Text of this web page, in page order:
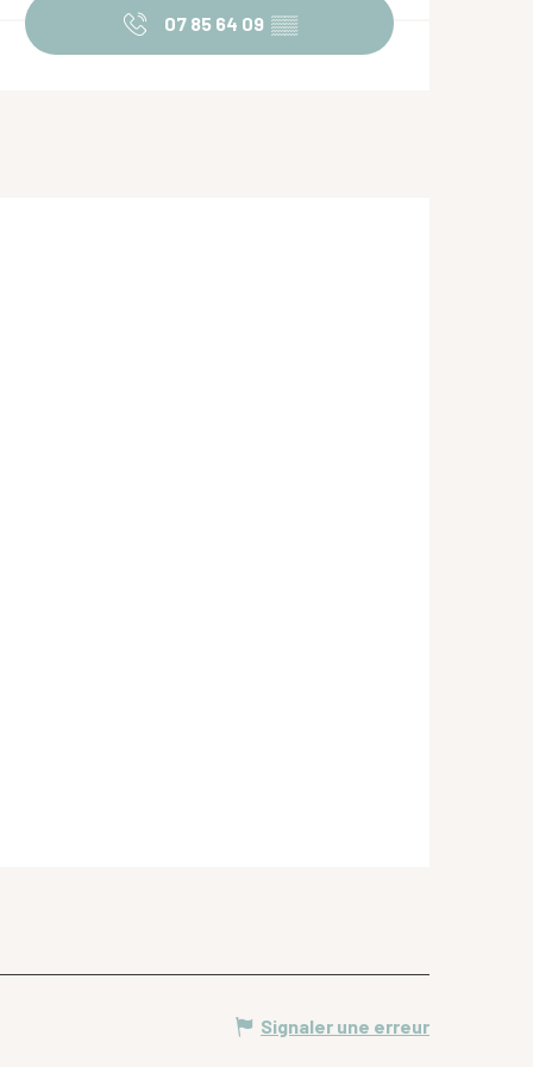
07 85 64 09 ▒▒
Signaler une erreur